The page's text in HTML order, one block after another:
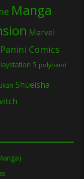
Manga
Marvel
Panini Comics
5 polyband
Shueisha